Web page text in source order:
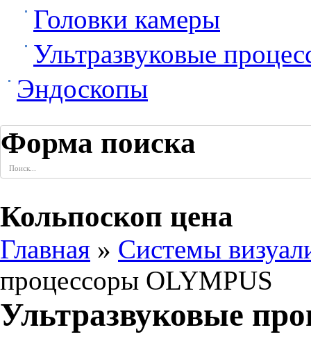
Головки камеры
Ультразвуковые
Эндоскопы
Форма поиска
Кольпоскоп цена
Главная » Системы
процессоры OLYMPUS
Ультразвуковые